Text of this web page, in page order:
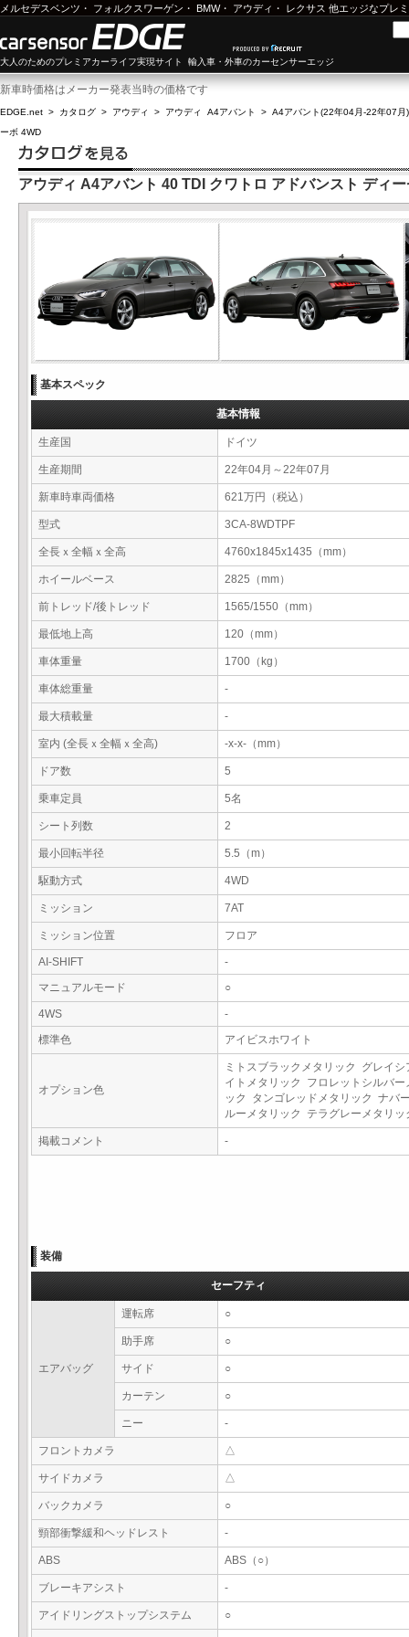
メルセデスベンツ ・ フォルクスワーゲン ・ BMW・ アウディ ・ レクサス 他エッジなプレ
大人のためのプレミアカーライフ実現サイト 輸入車・外車のカーセンサーエッジ
新車時価格はメーカー発表当時の価格です
EDGE.net > カタログ > アウディ > アウディ A4アバント > A4アバント(22年04月-22年07月)
ーボ 4WD
アウディ A4アバント 40 TDI クワトロ アドバンスト ディ
基本スペック
基本情報
生産国 ドイツ
生産期間 22年04月～22年07月
新車時車両価格 621万円（税込）
型式 3CA-8WDTPF
全長ｘ全幅ｘ全高 4760x1845x1435（mm）
ホイールベース 2825（mm）
前トレッド/後トレッド 1565/1550（mm）
最低地上高 120（mm）
車体重量 1700（kg）
車体総重量 -
最大積載量 -
室内 (全長ｘ全幅ｘ全高) -x-x-（mm）
ドア数 5
乗車定員 5名
シート列数 2
最小回転半径 5.5（m）
駆動方式 4WD
ミッション 7AT
ミッション位置 フロア
AI-SHIFT
-
マニュアルモード
○
4WS
-
標準色
アイビスホワイト
オプション色
ミトスブラックメタリック グレイシ
イトメタリック フロレットシルバー
ック タンゴレッドメタリック ナバ
ルーメタリック テラグレーメタリ
掲載コメント -
装備
セーフティ
エアバッグ
運転席 ○
助手席 ○
サイド ○
カーテン ○
ニー -
フロントカメラ △
サイドカメラ △
バックカメラ ○
頸部衝撃緩和ヘッドレスト -
ABS ABS（○）
ブレーキアシスト -
アイドリングストップシステム ○